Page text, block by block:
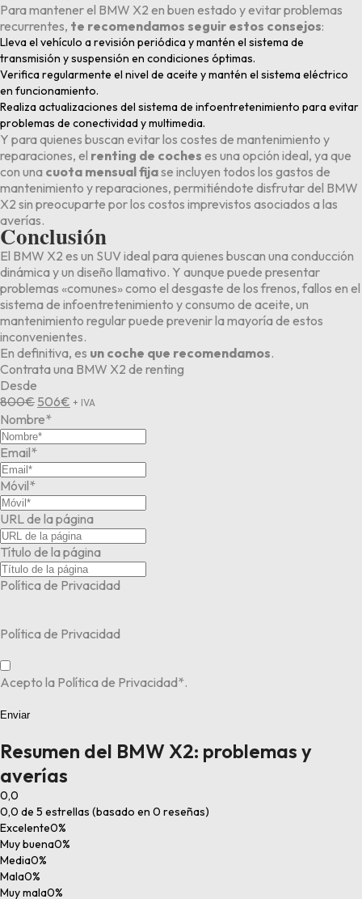
Para mantener el BMW X2 en buen estado y evitar problemas
recurrentes, te recomendamos seguir estos consejos:
Lleva el vehículo a revisión periódica y mantén el sistema de
transmisión y suspensión en condiciones óptimas.
Verifica regularmente el nivel de aceite y mantén el sistema eléctrico
en funcionamiento.
Realiza actualizaciones del sistema de infoentretenimiento para evitar
problemas de conectividad y multimedia.
Y para quienes buscan evitar los costes de mantenimiento y
reparaciones, el renting de coches es una opción ideal, ya que
con una cuota mensual fijase incluyen todos los gastos de
mantenimiento y reparaciones, permitiéndote disfrutar del BMW
X2 sin preocuparte por los costos imprevistos asociados a las
averías.
Conclusión
El BMW X2 es un SUV ideal para quienes buscan una conducción
dinámica y un diseño llamativo. Y aunque puede presentar
problemas «comunes» como el desgaste de los frenos, fallos en el
sistema de infoentretenimiento y consumo de aceite, un
mantenimiento regular puede prevenir la mayoría de estos
inconvenientes.
En definitiva, es un coche que recomendamos.
Contrata una BMW X2 de renting
Desde
800€ El
precio
original
era:
800€.
506€ El
actual
es:
506€.
+ IVA
Nombre*
Email*
Móvil*
URL de la página
Título de la página
Política de Privacidad
Política de Privacidad
Acepto la Política de Privacidad*.
Enviar
Resumen del BMW X2: problemas y
averías
0,0
0,0 de 5 estrellas (basado en 0 reseñas)
Excelente0%
Muy buena0%
Media0%
Mala0%
Muy mala0%